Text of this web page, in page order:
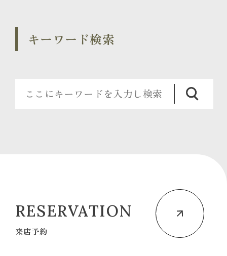
キーワード検索
RESERVATION
来店予約